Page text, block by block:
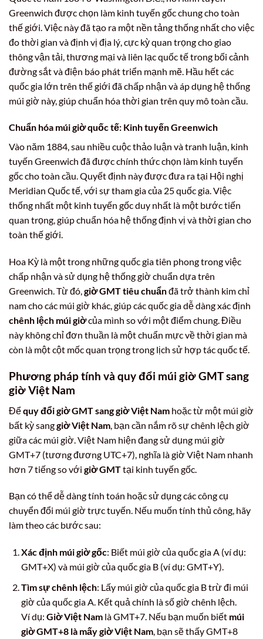
Greenwich được chọn làm kinh tuyến gốc chung cho toàn
thế giới. Việc này đã tạo ra một nền tảng thống nhất cho việc
đo thời gian và định vị địa lý, cực kỳ quan trọng cho giao
thông vận tải, thương mại và liên lạc quốc tế trong bối cảnh
đường sắt và điện báo phát triển mạnh mẽ. Hầu hết các
quốc gia lớn trên thế giới đã chấp nhận và áp dụng hệ thống
múi giờ này, giúp chuẩn hóa thời gian trên quy mô toàn cầu.
Chuẩn hóa múi giờ quốc tế: Kinh tuyến Greenwich
Vào năm 1884, sau nhiều cuộc thảo luận và tranh luận, kinh
tuyến Greenwich đã được chính thức chọn làm kinh tuyến
gốc cho toàn cầu. Quyết định này được đưa ra tại Hội nghị
Meridian Quốc tế, với sự tham gia của 25 quốc gia. Việc
thống nhất một kinh tuyến gốc duy nhất là một bước tiến
quan trọng, giúp chuẩn hóa hệ thống định vị và thời gian cho
toàn thế giới.
Hoa Kỳ là một trong những quốc gia tiên phong trong việc
chấp nhận và sử dụng hệ thống giờ chuẩn dựa trên
Greenwich. Từ đó,giờ GMT tiêu chuẩnđã trở thành kim chỉ
nam cho các múi giờ khác, giúp các quốc gia dễ dàng xác định
chênh lệch múi giờcủa mình so với một điểm chung. Điều
này không chỉ đơn thuần là một chuẩn mực về thời gian mà
còn là một cột mốc quan trọng trong lịch sử hợp tác quốc tế.
Phương pháp tính và quy đổi múi giờ GMT sang
giờ Việt Nam
Đểquy đổi giờ GMT sang giờ Việt Nam hoặc từ một múi giờ
bất kỳ sanggiờ Việt Nam , bạn cần nắm rõ sự chênh lệch giờ
giữa các múi giờ. Việt Nam hiện đang sử dụng múi giờ
GMT+7 (tương đương UTC+7), nghĩa là giờ Việt Nam nhanh
hơn 7 tiếng so với giờ GMTtại kinh tuyến gốc.
Bạn có thể dễ dàng tính toán hoặc sử dụng các công cụ
chuyển đổi múi giờ trực tuyến. Nếu muốn tính thủ công, hãy
làm theo các bước sau:
Xác định múi giờ gốc: Biết múi giờ của quốc gia A (ví dụ:
GMT+X) và múi giờ của quốc gia B (ví dụ: GMT+Y).
Tìm sự chênh lệch: Lấy múi giờ của quốc gia B trừ đi múi
giờ của quốc gia A. Kết quả chính là số giờ chênh lệch.
Ví dụ: Giờ Việt Namlà GMT+7. Nếu bạn muốn biết múi
giờ GMT+8 là mấy giờ Việt Nam, bạn sẽ thấy GMT+8